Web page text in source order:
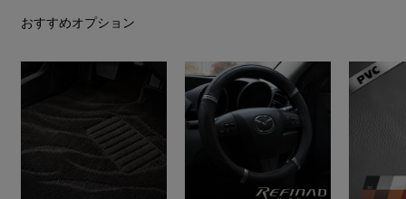
おすすめオプション